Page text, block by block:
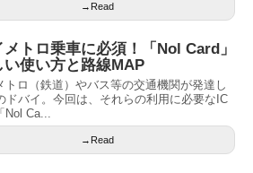
→Read
メトロ乗車に必須！「Nol Card」
い使い方と路線MAP
トロ（鉄道）やバス等の交通機関が発達し
ドバイ。今回は、それらの利用に必要なIC
Nol Ca...
→Read